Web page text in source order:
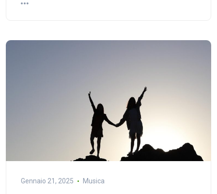
Gennaio 21, 2025 Musica